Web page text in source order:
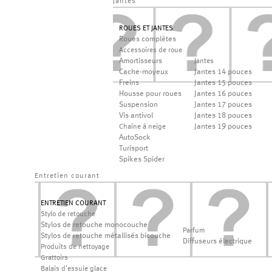
jantes
ROUES ET JANTES
Roues complètes
Accessoires de roue
Amortisseurs
Cache-moyeux
Freins
Housse pour roues
Suspension
Vis antivol
Chaîne à neige
AutoSock
Turisport
Spikes Spider
Jantes
Jantes 14 pouces
Jantes 15 pouces
Jantes 16 pouces
Jantes 17 pouces
Jantes 18 pouces
Jantes 19 pouces
Entretien courant
ENTRETIEN COURANT
Stylo de retouche
Stylos de retouche monocouche
Stylos de retouche métallisés bicouche
Produits de nettoyage
Grattoirs
Balais d'essuie glace
Parfum
Diffuseurs électrique